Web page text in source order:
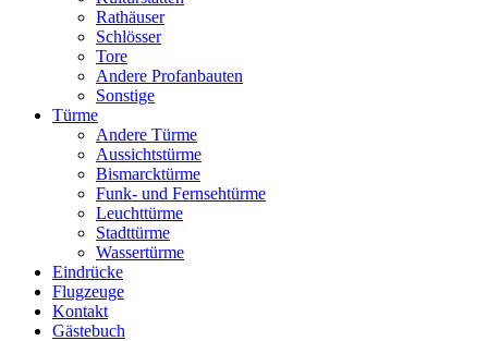
Rathäuser
Schlösser
Tore
Andere Profanbauten
Sonstige
Türme
Andere Türme
Aussichtstürme
Bismarcktürme
Funk- und Fernsehtürme
Leuchttürme
Stadttürme
Wassertürme
Eindrücke
Flugzeuge
Kontakt
Gästebuch